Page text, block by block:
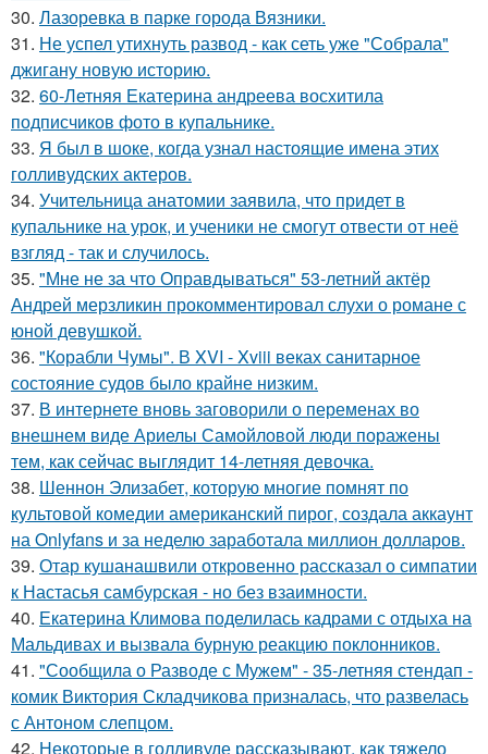
30. Лазоревка в парке города Вязники.
31. Не успел утихнуть развод - как сеть уже "Собрала"
джигану новую историю.
32. 60-Летняя Екатерина андреева восхитила
подписчиков фото в купальнике.
33. Я был в шоке, когда узнал настоящие имена этих
голливудских актеров.
34. Учительница анатомии заявила, что придет в
купальнике на урок, и ученики не смогут отвести от неё
взгляд - так и случилось.
35. "Мне не за что Оправдываться" 53-летний актёр
Андрей мерзликин прокомментировал слухи о романе с
юной девушкой.
36. "Корабли Чумы". В XVI - Xviii веках санитарное
состояние судов было крайне низким.
37. В интернете вновь заговорили о переменах во
внешнем виде Ариелы Самойловой люди поражены
тем, как сейчас выглядит 14-летняя девочка.
38. Шеннон Элизабет, которую многие помнят по
культовой комедии американский пирог, создала аккаунт
на Onlyfans и за неделю заработала миллион долларов.
39. Отар кушанашвили откровенно рассказал о симпатии
к Настасья самбурская - но без взаимности.
40. Екатерина Климова поделилась кадрами с отдыха на
Мальдивах и вызвала бурную реакцию поклонников.
41. "Сообщила о Разводе с Мужем" - 35-летняя стендап -
комик Виктория Складчикова призналась, что развелась
с Антоном слепцом.
42. Некоторые в голливуде рассказывают, как тяжело